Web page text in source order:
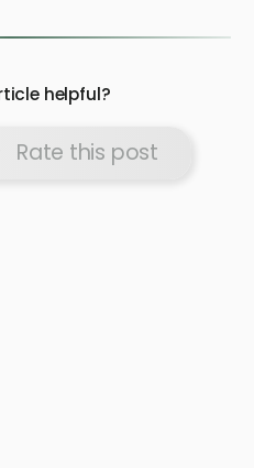
helpful?
Rate this post